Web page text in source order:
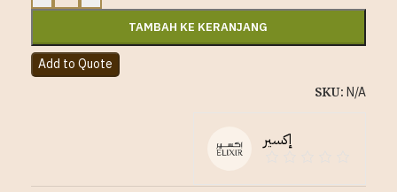
TAMBAH KE KERANJANG
Add to Quote
SKU:N/A
إكسير